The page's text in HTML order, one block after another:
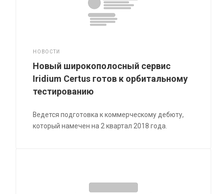
НОВОСТИ
Новый широкополосный сервис
Iridium Certus готов к орбитальному
тестированию
Ведется подготовка к коммерческому дебюту,
который намечен на 2 квартал 2018 года.